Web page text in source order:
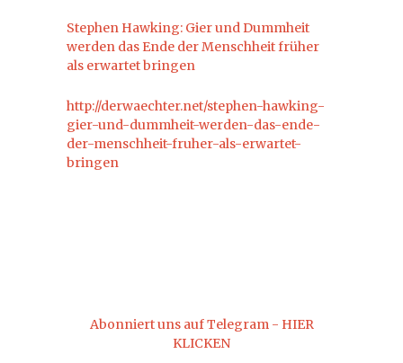
Stephen Hawking: Gier und Dummheit
werden das Ende der Menschheit früher
als erwartet bringen
http://derwaechter.net/stephen-hawking-
gier-und-dummheit-werden-das-ende-
der-menschheit-fruher-als-erwartet-
bringen
Abonniert uns auf Telegram - HIER
KLICKEN